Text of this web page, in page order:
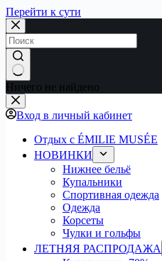
Перейти к сути
Ничего не найдено
Вход в личный кабинет
Отдых с ÉMILIE MUSÉE
НОВИНКИ
Нижнее бельё
Купальники
Спортивная одежда
Одежда
Корсеты
Чулки и гольфы
ЛЕТНЯЯ РАСПРОДАЖА